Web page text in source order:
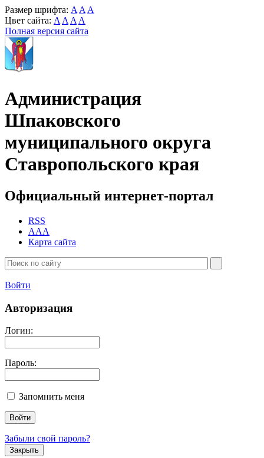
Размер шрифта: A A A
Цвет сайта: A A A A
Полная версия сайта
Администрация
Шпаковского
муниципального округа
Ставропольского края
Официальный интернет-портал
RSS
AAA
Карта сайта
Войти
Авторизация
Логин:
Пароль:
Запомнить меня
Забыли свой пароль?
Закрыть